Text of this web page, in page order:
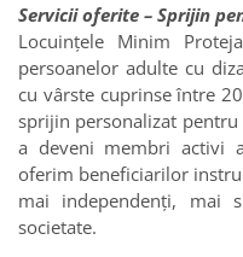
Servicii oferite – Sprijin
Locuințele Minim
persoanelor adulte cu
cu vârste cuprinse între
sprijin personalizat
a deveni membri activi
oferim beneficiarilor
mai independenți, mai
societate.